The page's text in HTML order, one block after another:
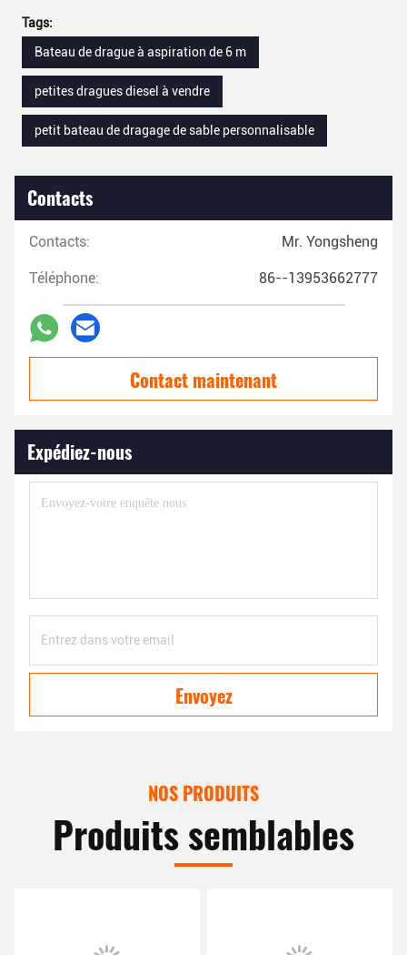
Tags:
Bateau de drague à aspiration de 6 m
petites dragues diesel à vendre
petit bateau de dragage de sable personnalisable
Contacts
Contacts: Mr. Yongsheng
Téléphone: 86--13953662777
Contact maintenant
Expédiez-nous
Envoyez
NOS PRODUITS
Produits semblables